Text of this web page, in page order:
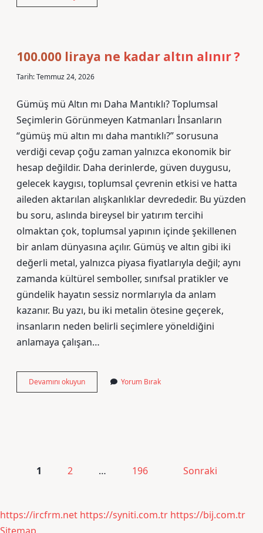
nasıl
100.000 liraya ne kadar altın alınır ?
Tarih: Temmuz 24, 2026
Gümüş mü Altın mı Daha Mantıklı? Toplumsal
Seçimlerin Görünmeyen Katmanları İnsanların
“gümüş mü altın mı daha mantıklı?” sorusuna
verdiği cevap çoğu zaman yalnızca ekonomik bir
hesap değildir. Daha derinlerde, güven duygusu,
gelecek kaygısı, toplumsal çevrenin etkisi ve hatta
aileden aktarılan alışkanlıklar devrededir. Bu yüzden
bu soru, aslında bireysel bir yatırım tercihi
olmaktan çok, toplumsal yapının içinde şekillenen
bir anlam dünyasına açılır. Gümüş ve altın gibi iki
değerli metal, yalnızca piyasa fiyatlarıyla değil; aynı
zamanda kültürel semboller, sınıfsal pratikler ve
gündelik hayatın sessiz normlarıyla da anlam
kazanır. Bu yazı, bu iki metalin ötesine geçerek,
insanların neden belirli seçimlere yöneldiğini
anlamaya çalışan…
Devamını okuyun100.000
liraya
Yorum Bırak
Yazı
1 2 … 196 Sonraki
https://ircfrm.net https://syniti.com.tr https://bij.com.tr